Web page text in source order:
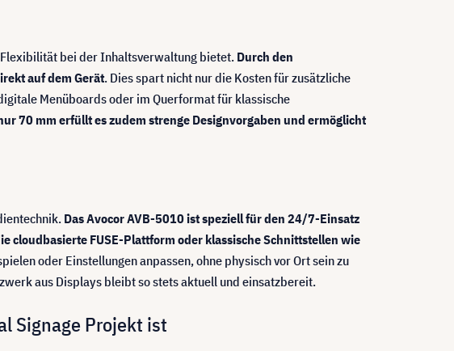
bei der Inhaltsverwaltung bietet. Durch den
auf dem Gerät. Dies spart nicht nur die Kosten für zusätzliche
Menüboards oder im Querformat für klassische
70 mm erfüllt es zudem strenge Designvorgaben und ermöglicht
Das Avocor AVB-5010 ist speziell für den 24/7-Einsatz
cloudbasierte FUSE-Plattform oder klassische Schnittstellen wie
oder Einstellungen anpassen, ohne physisch vor Ort sein zu
aus Displays bleibt so stets aktuell und einsatzbereit.
Signage Projekt ist